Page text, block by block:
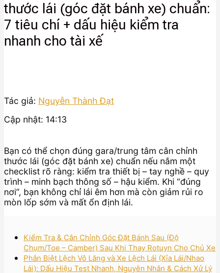
thước lái (góc đặt bánh xe) chuẩn:
7 tiêu chí + dấu hiệu kiểm tra
nhanh cho tài xế
Tác giả: Nguyễn Thành Đạt
Cập nhật: 14:13
Bạn có thể chọn đúng gara/trung tâm cân chỉnh
thước lái (góc đặt bánh xe) chuẩn nếu nắm một
checklist rõ ràng: kiểm tra thiết bị – tay nghề – quy
trình – minh bạch thông số – hậu kiểm. Khi “đúng
nơi”, bạn không chỉ lái êm hơn mà còn giảm rủi ro
mòn lốp sớm và mất ổn định lái.
Kiểm Tra & Cân Chỉnh Góc Đặt Bánh Sau (Độ
Chụm/Toe – Camber) Sau Khi Thay Rotuyn Cho Chủ Xe
Phân Biệt Lệch Vô Lăng và Xe Lệch Lái (Xỉa Lái/Nhao
Lái): Dấu Hiệu Test Nhanh, Nguyên Nhân & Cách Xử Lý